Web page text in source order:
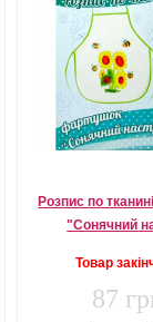
Розпис по
"Сонячний
Товар
87